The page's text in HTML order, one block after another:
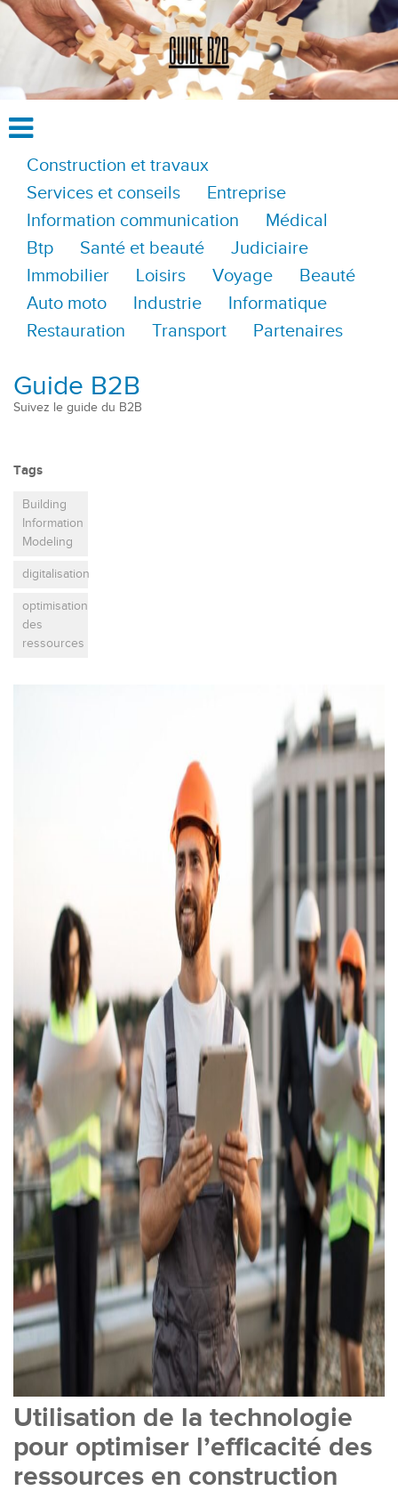
Construction et travaux
Services et conseils
Entreprise
Information communication
Médical
Btp
Santé et beauté
Judiciaire
Immobilier
Loisirs Voyage
Beauté
Auto moto
Industrie
Informatique
Restauration
Transport Partenaires
Guide B2B
Suivez le guide du B2B
Tags
Building
Information
Modeling
digitalisation
optimisation
des
ressources
Utilisation de la technologie
pour optimiser l’efficacité des
ressources en construction